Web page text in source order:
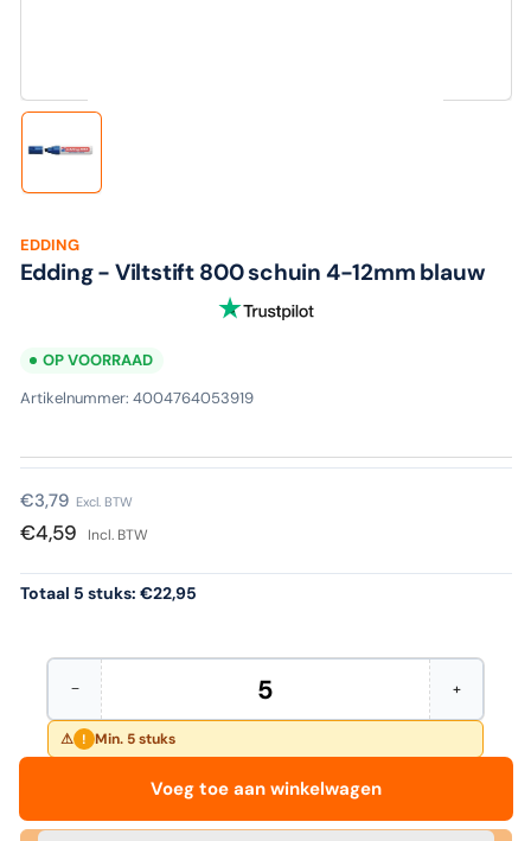
Laad
galerijweergave
EDDING
Edding - Viltstift 800 schuin 4-12mm blauw
OP VOORRAAD
Artikelnummer: 4004764053919
Normale
prijs
€3,79 Excl. BTW
€4,59 Incl. BTW
Totaal 5 stuks: €22,95
−Aantal
verminderen
voor
Edding
schuin
Hoeveelheid +Verhoog
het
voor
800
! Min. 5 stuks
Voeg toe aan winkelwagen